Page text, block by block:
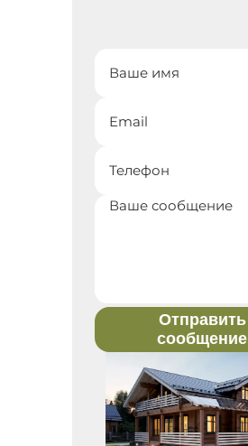
Отправить
сообщение